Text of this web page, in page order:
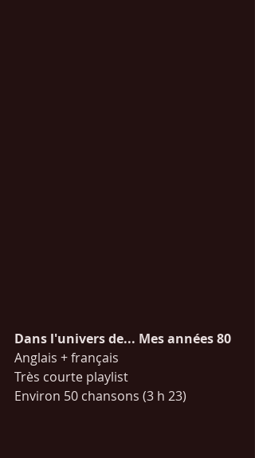
Dans l'univers de... Mes années 80
Anglais + français
Très courte playlist
Environ 50 chansons (3 h 23)